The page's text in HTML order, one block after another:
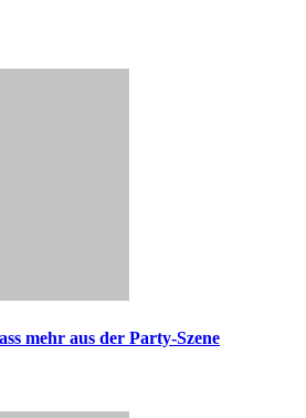
mehr aus der Party-Szene